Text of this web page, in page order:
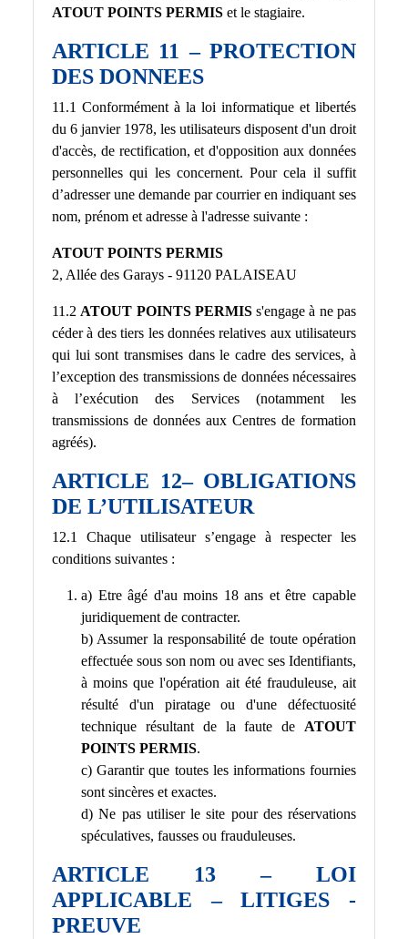
ATOUT POINTS PERMIS et le stagiaire.
ARTICLE 11 – PROTECTION
DES DONNEES
11.1 Conformément à la loi informatique et libertés
du 6 janvier 1978, les utilisateurs disposent d'un droit
d'accès, de rectification, et d'opposition aux données
personnelles qui les concernent. Pour cela il suffit
d’adresser une demande par courrier en indiquant ses
nom, prénom et adresse à l'adresse suivante :
ATOUT POINTS PERMIS
2, Allée des Garays - 91120 PALAISEAU
11.2 ATOUT POINTS PERMISs'engage à ne pas
céder à des tiers les données relatives aux utilisateurs
qui lui sont transmises dans le cadre des services, à
l’exception des transmissions de données nécessaires
à l’exécution des Services (notamment les
transmissions de données aux Centres de formation
agréés).
ARTICLE 12– OBLIGATIONS
DE L’UTILISATEUR
12.1 Chaque utilisateur s’engage à respecter les
conditions suivantes :
a) Etre âgé d'au moins 18 ans et être capable
juridiquement de contracter.
b) Assumer la responsabilité de toute opération
effectuée sous son nom ou avec ses Identifiants,
à moins que l'opération ait été frauduleuse, ait
résulté d'un piratage ou d'une défectuosité
technique résultant de la faute de ATOUT
POINTS PERMIS.
c) Garantir que toutes les informations fournies
sont sincères et exactes.
d) Ne pas utiliser le site pour des réservations
spéculatives, fausses ou frauduleuses.
ARTICLE 13 – LOI
APPLICABLE – LITIGES -
PREUVE